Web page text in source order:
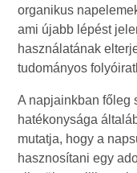
organikus
ami újabb lépést
használatának
tudományos
A napjainkban főleg
hatékonysága
mutatja, hogy a
hasznosítani egy